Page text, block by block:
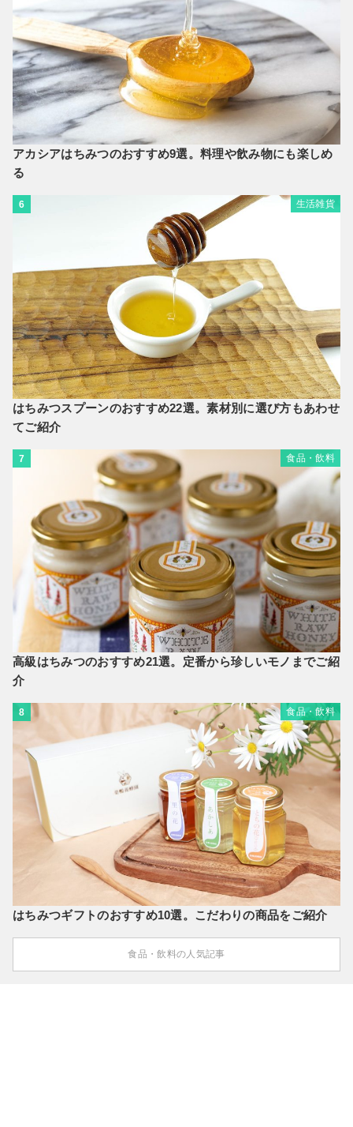
アカシアはちみつのおすすめ9選。料理や飲み物にも楽しめ
る
6 生活雑貨
はちみつスプーンのおすすめ22選。素材別に選び方もあわせ
てご紹介
7 食品・飲料
高級はちみつのおすすめ21選。定番から珍しいモノまでご紹
介
8 食品・飲料
はちみつギフトのおすすめ10選。こだわりの商品をご紹介
食品・飲料の人気記事